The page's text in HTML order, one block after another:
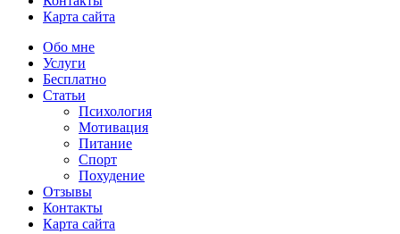
Карта сайта
Обо мне
Услуги
Бесплатно
Статьи
Психология
Мотивация
Питание
Спорт
Похудение
Отзывы
Контакты
Карта сайта